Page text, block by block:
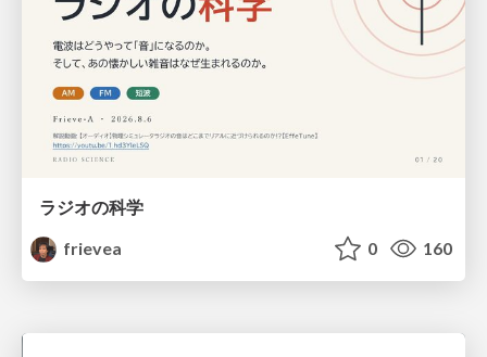
ラジオの科学
frievea
0 160